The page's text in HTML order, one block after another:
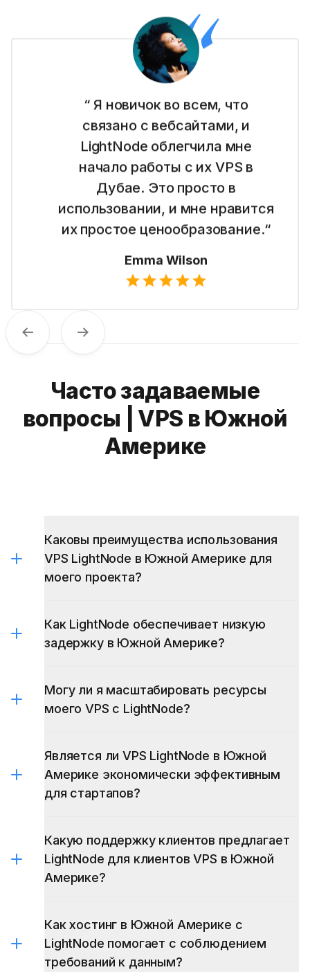
“ Я новичок во всем, что
связано с вебсайтами, и
LightNode облегчила мне
начало работы с их VPS в
Дубае. Это просто в
использовании, и мне нравится
их простое ценообразование.“
Emma Wilson
Previous Next
Часто задаваемые
вопросы | VPS в Южной
Америке
Каковы преимущества использования
VPS LightNode в Южной Америке для
моего проекта?
Как LightNode обеспечивает низкую
задержку в Южной Америке?
Могу ли я масштабировать ресурсы
моего VPS с LightNode?
Является ли VPS LightNode в Южной
Америке экономически эффективным
для стартапов?
Какую поддержку клиентов предлагает
LightNode для клиентов VPS в Южной
Америке?
Как хостинг в Южной Америке с
LightNode помогает с соблюдением
требований к данным?